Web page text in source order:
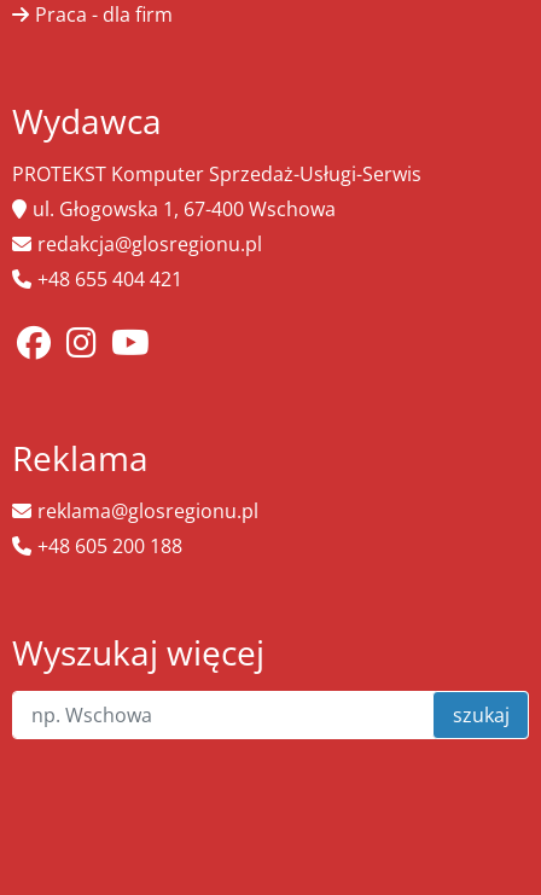
Praca - dla firm
Wydawca
PROTEKST Komputer Sprzedaż-Usługi-Serwis
ul. Głogowska 1, 67-400 Wschowa
redakcja@glosregionu.pl
+48 655 404 421
Reklama
reklama@glosregionu.pl
+48 605 200 188
Wyszukaj więcej
szukaj